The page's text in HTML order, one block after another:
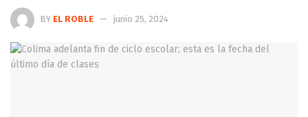
BY EL ROBLE junio 25, 2024